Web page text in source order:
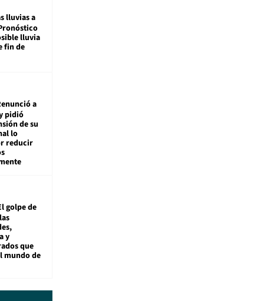
lluvias a
lluvia
fin de
a
pidió
de su
lo
reducir
golpe de
y
que
mundo de